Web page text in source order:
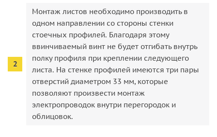
Монтаж листов необходимо производить в
одном направлении со стороны стенки
стоечных профилей. Благодаря этому
ввинчиваемый винт не будет отгибать внутрь
полку профиля при креплении следующего
листа. На стенке профилей имеются три пары
отверстий диаметром 33 мм, которые
позволяют произвести монтаж
электропроводок внутри перегородок и
облицовок.